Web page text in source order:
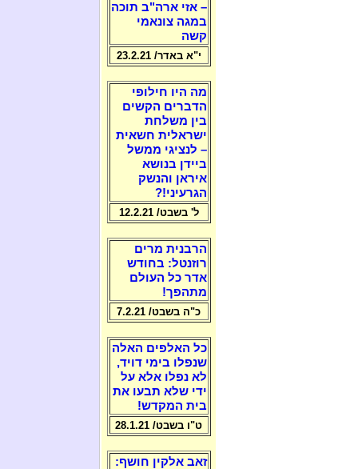
– אזי ארה"ב תוכה
במגה צונאמי
קשה
י"א באדר/ 23.2.21
מה היו חילופי
הדברים הקשים
בין משלחת
ישראלית חשאית
– לנציגי ממשל
ביידן בנושא
איראן והנשק
הגרעיני!?
ל' בשבט/ 12.2.21
הרבנית מרים
רוזנטל: בחודש
אדר כל העולם
מתהפך!
כ"ה בשבט/ 7.2.21
כל האלפים האלה
שנפלו בימי דויד,
לא נפלו אלא על
ידי שלא תבעו את
בית המקדש!
ט"ו בשבט/ 28.1.21
זאב אלקין חושף: